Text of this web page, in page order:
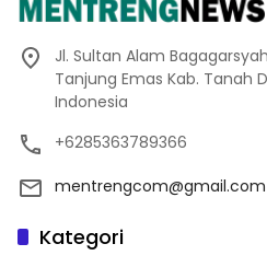
Jl. Sultan Alam
Tanjung Emas Kab. Tanah
Indonesia
+6285363789366
mentrengcom@gmail.com
Kategori